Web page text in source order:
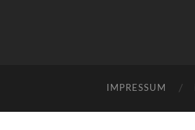
IMPRESSUM